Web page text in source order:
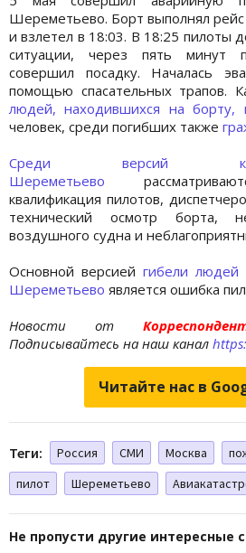
Шереметьево. Борт выполнял
и взлетел в 18:03. В 18:25 пилоты
ситуации, через пять минут
совершил посадку. Началась
помощью спасательных трапов.
людей, находившихся на борту,
человек, среди погибших также
Среди версий
Шереметьево
квалификация пилотов,
технический осмотр борта,
воздушного судна и
Основной версиейгибели
Шереметьево является ошибка
Новости от
Подписывайтесь на наш канал
Читайте нас в
Теги: Россия СМИ Москва
пилот
Шереметьево
Не пропусти другие интересные